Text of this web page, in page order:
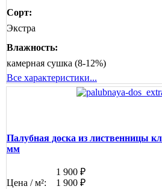
Сорт:
Экстра
Влажность:
камерная сушка (8-12%)
Все характеристики...
Палубная доска из лиственницы
мм
1 900 ₽
Цена / м²:
1 900 ₽